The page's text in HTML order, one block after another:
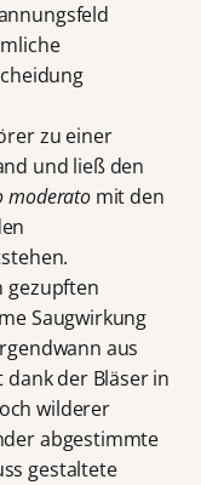
zu einer
und ließ den
moderatomit den
gezupften
Saugwirkung
aus
der Bläser in
wilderer
abgestimmte
gestaltete